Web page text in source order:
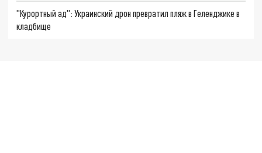
"Курортный ад": Украинский дрон превратил пляж в Геленджике в
кладбище